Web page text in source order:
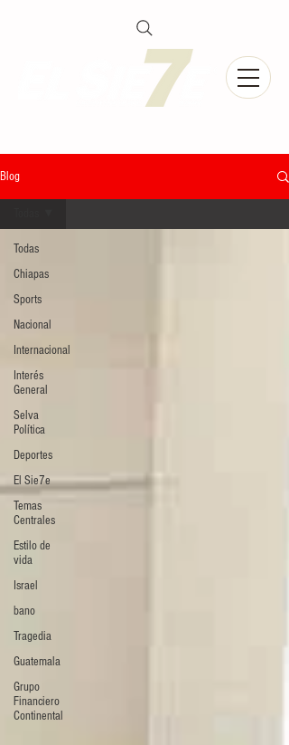
Blog
Todas
Chiapas
Sports
Nacional
Internacional
Interés
General
Selva
Política
Deportes
El Sie7e
Temas
Centrales
Estilo de
vida
Israel
bano
Tragedia
Guatemala
Grupo
Financiero
Continental